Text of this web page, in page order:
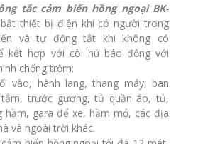
tắc cảm biến hồng ngoại BK-
thiết bị điện khi có người trong
và tự động tắt khi không có
kết hợp với còi hú báo động với
chống trộm;
vào, hành lang, thang máy, ban
tắm, trước gương, tủ quần áo, tủ,
hầm, gara để xe, hầm mỏ, các địa
và ngoài trời khác.